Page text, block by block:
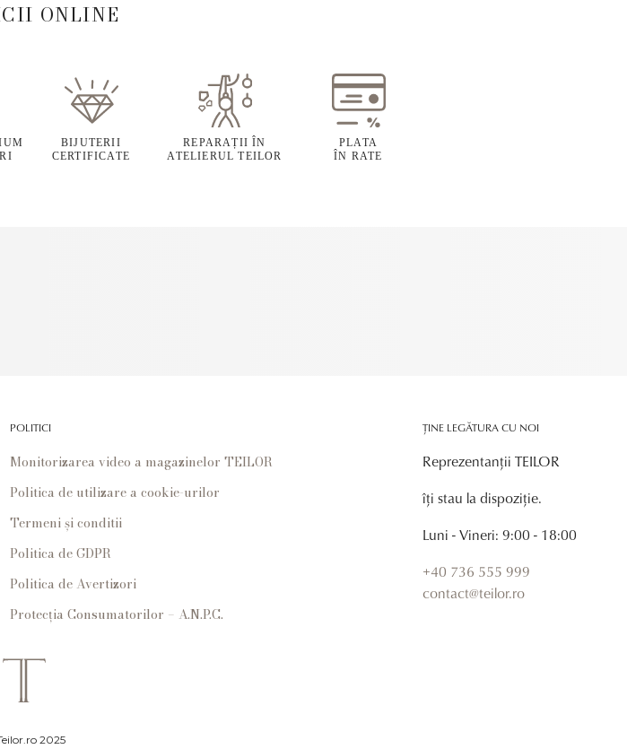
ONLINE
BIJUTERII
CERTIFICATE
REPARAȚII ÎN
ATELIERUL TEILOR
PLATA
ÎN RATE
POLITICI
Monitorizarea video a magazinelor TEILOR
Politica de utilizare a cookie-urilor
Termeni și conditii
Politica de GDPR
Politica de Avertizori
Protecția Consumatorilor – A.N.P.C.
ȚINE LEGĂTURA CU NOI
Reprezentanții TEILOR
îți stau la dispoziție.
Luni - Vineri: 9:00 - 18:00
+40 736 555 999
contact@teilor.ro
2025